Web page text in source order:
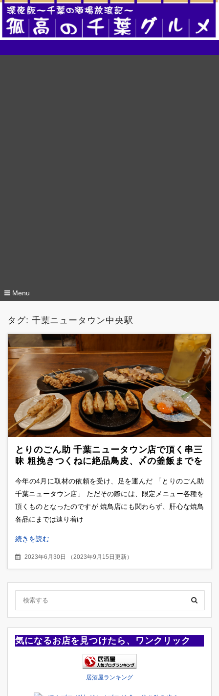
酒場版 孤高の千葉グルメ
Menu
タグ: 千葉ニュータウン中央駅
とりのごん助 千葉ニュータウン店で頂く串三
昧 粗挽きつくねに絶品鳥皮、〆の釜飯までを
今年の4月に取材の依頼を受け、足を運んだ 「とりのごん助
千葉ニュータウン店」 ただその際には、限定メニュー各種を
頂くものとなったのですが 焼鳥店にも関わらず、肝心な焼鳥
各品にまでは辿り着け
続きを読む
2023年6月30日 （2023年9月15日更新）
気になるお店を見つけたら、ワンクリック
居酒屋ランキング